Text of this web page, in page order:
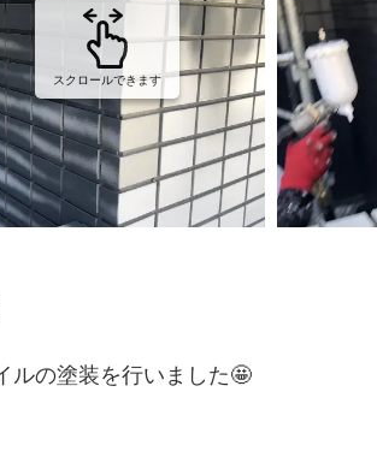
スクロールできます
ルの塗装を行いました🤩